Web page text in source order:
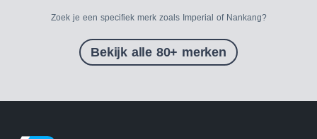
Zoek je een specifiek merk zoals Imperial of Nankang?
Bekijk alle 80+ merken